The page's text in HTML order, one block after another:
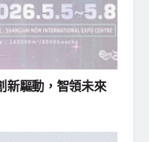
新驅動，智領未來